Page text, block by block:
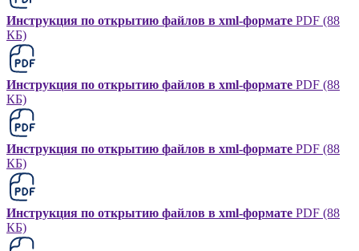
Инструкция по открытию файлов в xml-формате PDF (88
КБ)
Инструкция по открытию файлов в xml-формате PDF (88
КБ)
Инструкция по открытию файлов в xml-формате PDF (88
КБ)
Инструкция по открытию файлов в xml-формате PDF (88
КБ)